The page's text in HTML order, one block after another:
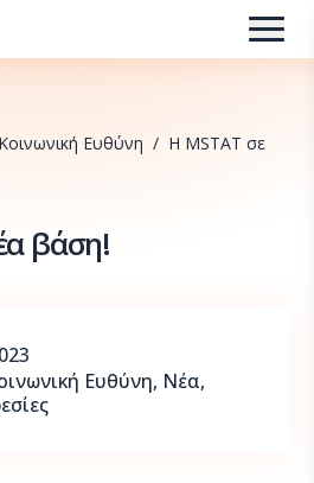
Ευθύνη / Η MSTAT σε
βάση!
Ευθύνη, Νέα,